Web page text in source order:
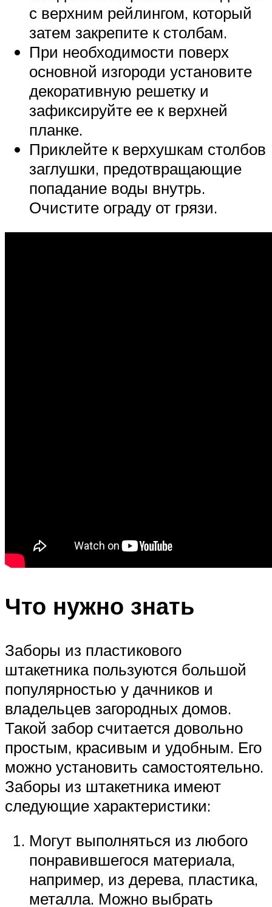
с верхним рейлингом, который
затем закрепите к столбам.
При необходимости поверх
основной изгороди установите
декоративную решетку и
зафиксируйте ее к верхней
планке.
Приклейте к верхушкам столбов
заглушки, предотвращающие
попадание воды внутрь.
Очистите ограду от грязи.
Что нужно знать
Заборы из пластикового
штакетника пользуются большой
популярностью у дачников и
владельцев загородных домов.
Такой забор считается довольно
простым, красивым и удобным. Его
можно установить самостоятельно.
Заборы из штакетника имеют
следующие характеристики:
Могут выполняться из любого
понравившегося материала,
например, из дерева, пластика,
металла. Можно выбрать